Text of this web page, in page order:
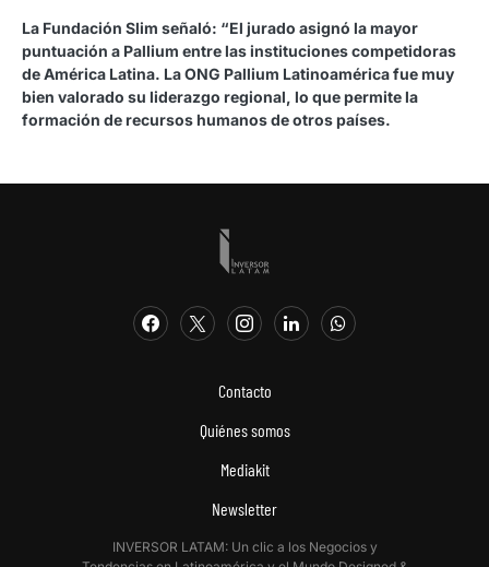
La Fundación Slim señaló: “El jurado asignó la mayor
puntuación a Pallium entre las instituciones competidoras
de América Latina. La ONG Pallium Latinoamérica fue muy
bien valorado su liderazgo regional, lo que permite la
formación de recursos humanos de otros países.
Contacto
Quiénes somos
Mediakit
Newsletter
INVERSOR LATAM: Un clic a los Negocios y